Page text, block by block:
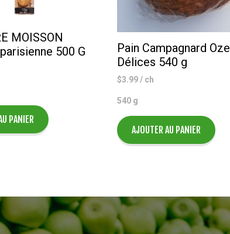
MOISSON
500 G
PANIER
Pain Campagnard Oze
Délices 540 g
$3.99/ ch
540 g
AJOUTER AU PANIER